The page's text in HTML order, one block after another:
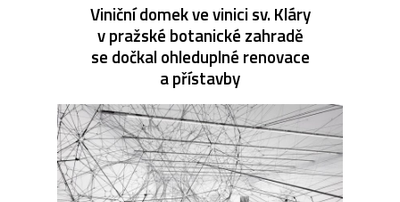
Viniční domek ve vinici sv. Kláry
v pražské botanické zahradě
se dočkal ohleduplné renovace
a přístavby